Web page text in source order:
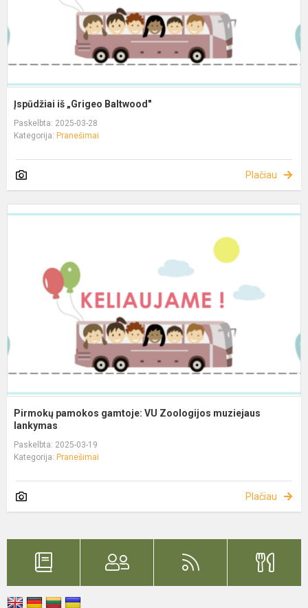
Įspūdžiai iš „Grigeo Baltwood"
Paskelbta: 2025-03-28
Kategorija: Pranešimai
Plačiau
Pirmokų pamokos gamtoje: VU Zoologijos muziejaus
lankymas
Paskelbta: 2025-03-19
Kategorija: Pranešimai
Plačiau